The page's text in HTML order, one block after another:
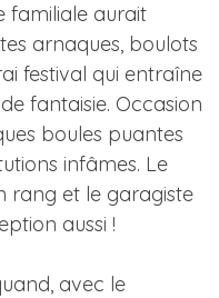
familiale aurait
arnaques, boulots
festival qui entraîne
fantaisie. Occasion
boules puantes
infâmes. Le
rang et le garagiste
aussi !
avec le